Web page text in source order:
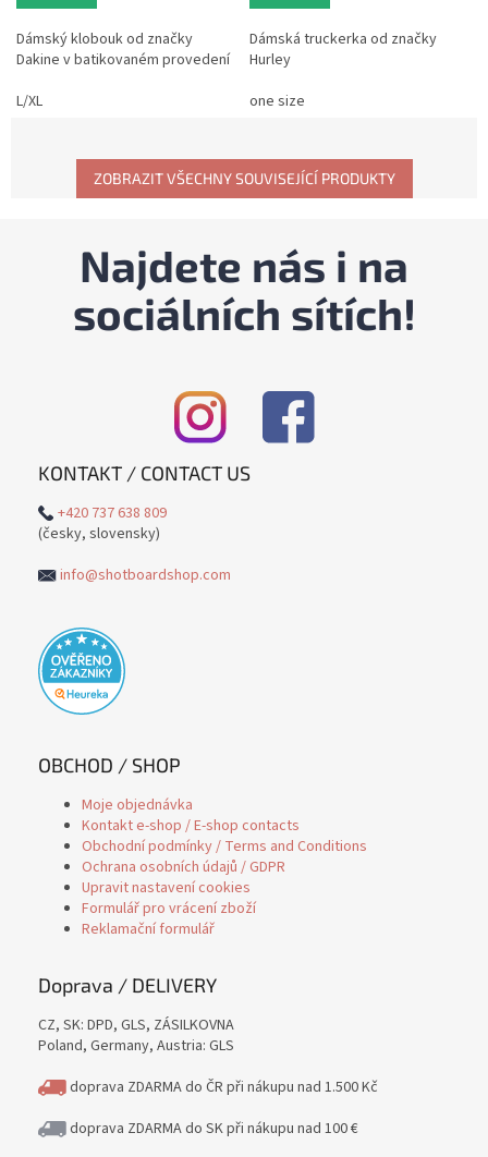
Dámský klobouk od značky
Dakine v batikovaném provedení
L/XL
Dámská truckerka od značky
Hurley
one size
ZOBRAZIT VŠECHNY SOUVISEJÍCÍ PRODUKTY
Najdete nás i na
sociálních sítích!
KONTAKT / CONTACT US
+420 737 638 809
(česky, slovensky)
info@shotboardshop.com
OBCHOD / SHOP
Moje objednávka
Kontakt e-shop / E-shop contacts
Obchodní podmínky / Terms and Conditions
Ochrana osobních údajů / GDPR
Upravit nastavení cookies
Formulář pro vrácení zboží
Reklamační formulář
Doprava / DELIVERY
CZ, SK: DPD, GLS, ZÁSILKOVNA
Poland, Germany, Austria: GLS
doprava ZDARMA do ČR při nákupu nad 1.500 Kč
doprava ZDARMA do SK při nákupu nad 100 €